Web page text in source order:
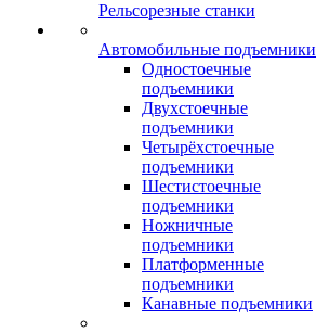
Рельсорезные станки
Автомобильные подъемники
Одностоечные
подъемники
Двухстоечные
подъемники
Четырёхстоечные
подъемники
Шестистоечные
подъемники
Ножничные
подъемники
Платформенные
подъемники
Канавные подъемники